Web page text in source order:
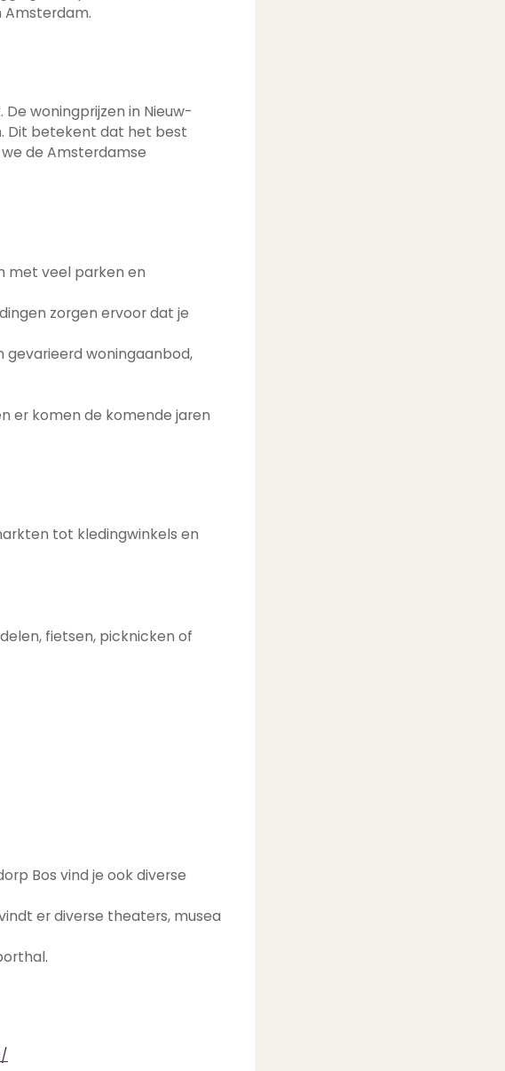
Amsterdam.
woningprijzen in Nieuw-
Dit betekent dat het best
we de Amsterdamse
met veel parken en
zorgen ervoor dat je
gevarieerd woningaanbod,
er komen de komende jaren
tot kledingwinkels en
fietsen, picknicken of
Bos vind je ook diverse
er diverse theaters, musea